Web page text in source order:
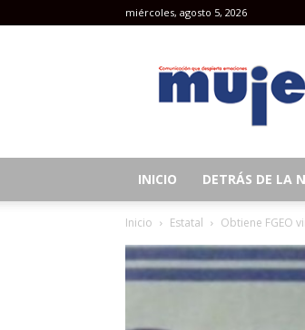
miércoles, agosto 5, 2026
Mujeres
INICIO DETRÁS DE LA
Inicio Estatal Obtiene FGEO